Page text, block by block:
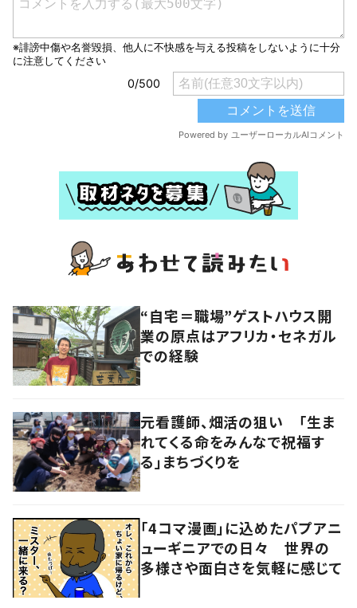
“自宅＝職場”ゲストハウス開
業の原点はアフリカ・セネガル
での経験
元看護師、畑活の狙い 「生ま
れてくる命をみんなで祝福す
る」まちづくりを
「4コマ漫画」に込めたパプアニ
ューギニアでの日々 世界の
多様さや面白さを気軽に感じて